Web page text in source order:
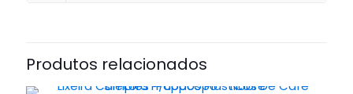
Produtos relacionados